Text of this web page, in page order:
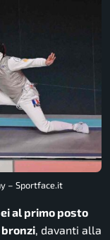
– Sportface.it
al primo posto
bronzi, davanti alla